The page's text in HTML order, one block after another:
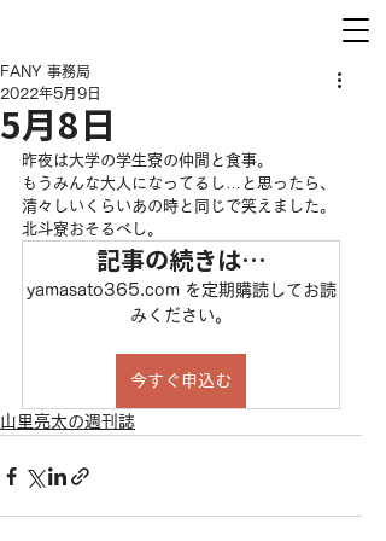
5月8日
FANY 事務局
2022年5月9日
昨夜は大学の学生寮の仲間と食事。
もうみんな大人になってるし…と思ったら、
清々しいくらいあの時と同じで笑えました。
北斗寮おそるべし。
記事の続きは…
yamasato365.com を定期購読してお読
みください。
今すぐ申込む
山里亮太の週刊誌